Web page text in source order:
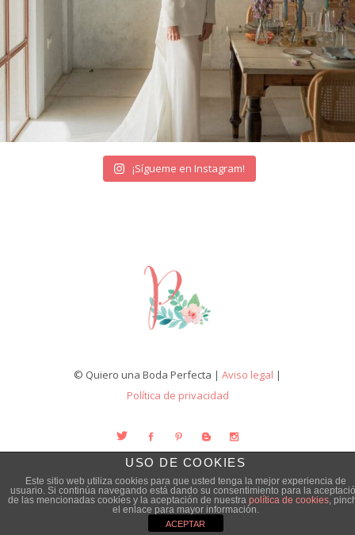
¡Sígueme en Instagram!
© Quiero una Boda Perfecta | Aviso legal |
Política de privacidad
USO DE COOKIES
Este sitio web utiliza cookies para que usted tenga la mejor experiencia de
usuario. Si continúa navegando está dando su consentimiento para la
de las mencionadas cookies y la aceptación de nuestra política de cookies,
el enlace para mayor información.
ACEPTAR